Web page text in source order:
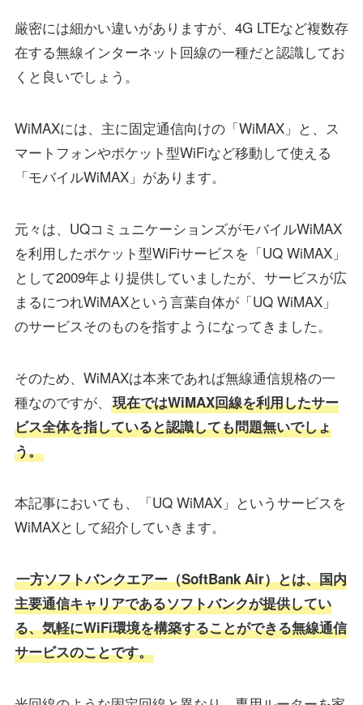
厳密には細かい違いがありますが、4G LTEなど複数存
在する無線インターネット回線の一種だと認識してお
くと良いでしょう。
WiMAXには、主に固定通信向けの「WiMAX」と、ス
マートフォンやポケット型WiFiなど移動して使える
「モバイルWiMAX」があります。
元々は、UQコミュニケーションズがモバイルWiMAX
を利用したポケット型WiFiサービスを「UQ WiMAX」
として2009年より提供していましたが、サービスが広
まるにつれWiMAXという言葉自体が「UQ WiMAX」
のサービスそのものを指すようになってきました。
そのため、WiMAXは本来であれば無線通信規格の一
種なのですが、
現在ではWiMAX回線を利用したサー
ビス全体を指していると認識しても問題無いでしょ
う。
本記事においても、「UQ WiMAX」というサービスを
WiMAXとして紹介していきます。
一方ソフトバンクエアー（SoftBank Air）とは、国内
主要通信キャリアであるソフトバンクが提供してい
る、気軽にWiFi環境を構築することができる無線通信
サービスのことです。